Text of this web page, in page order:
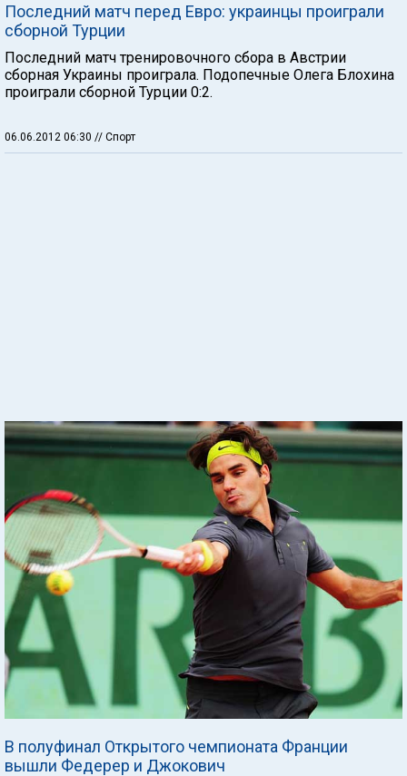
Последний матч перед Евро: украинцы проиграли
сборной Турции
Последний матч тренировочного сбора в Австрии
сборная Украины проиграла. Подопечные Олега Блохина
проиграли сборной Турции 0:2.
06.06.2012 06:30 // Спорт
В полуфинал Открытого чемпионата Франции
вышли Федерер и Джокович